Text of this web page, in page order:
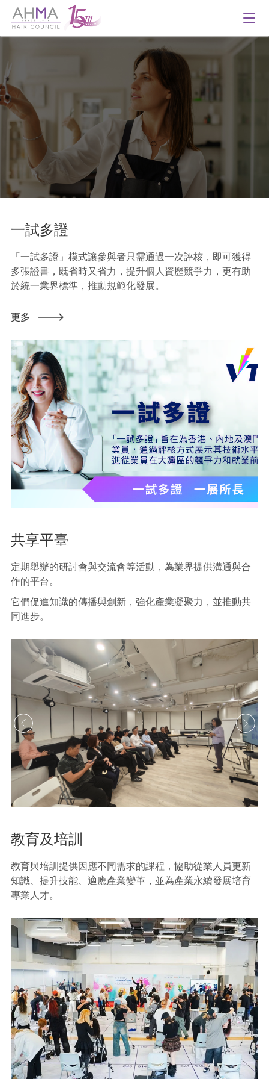
一試多證
「一試多證」模式讓參與者只需通過一次評核，即可獲得
多張證書，既省時又省力，提升個人資歷競爭力，更有助
於統一業界標準，推動規範化發展。
更多
共享平臺
定期舉辦的研討會與交流會等活動，為業界提供溝通與合
作的平台。
它們促進知識的傳播與創新，強化產業凝聚力，並推動共
同進步。
教育及培訓
教育與培訓提供因應不同需求的課程，協助從業人員更新
知識、提升技能、適應產業變革，並為產業永續發展培育
專業人才。